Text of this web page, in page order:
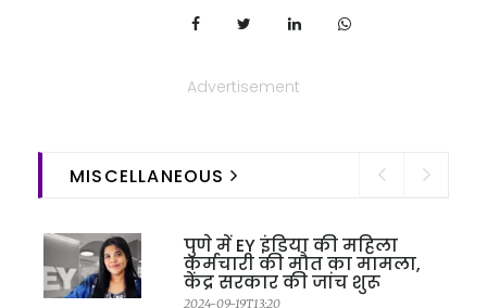
Advertisement
MISCELLANEOUS
पुणे में EY इंडिया की महिला
कर्मचारी की मौत का मामला,
केंद्र सरकार की जांच शुरू
2024-09-19T13:20